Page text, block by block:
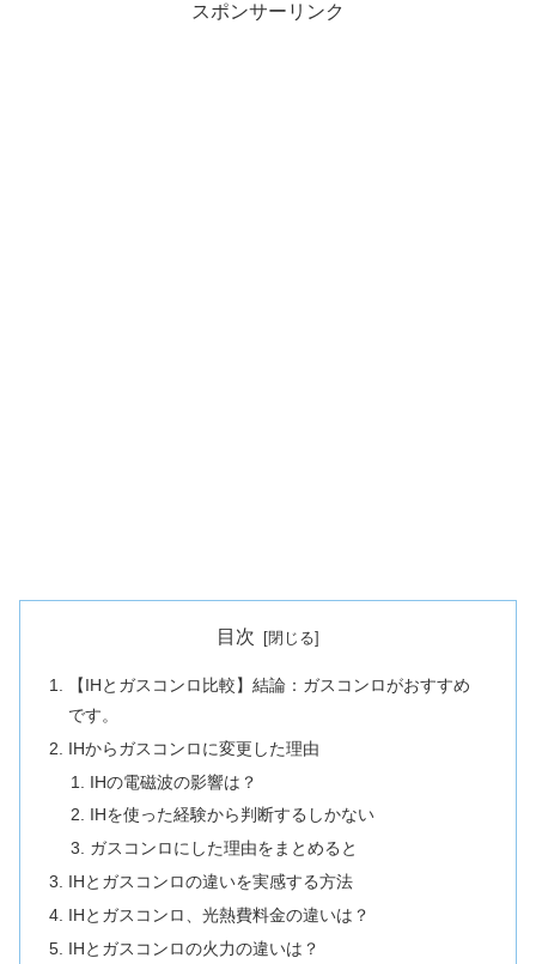
スポンサーリンク
目次
【IHとガスコンロ比較】結論：ガスコンロがおすすめ
です。
IHからガスコンロに変更した理由
IHの電磁波の影響は？
IHを使った経験から判断するしかない
ガスコンロにした理由をまとめると
IHとガスコンロの違いを実感する方法
IHとガスコンロ、光熱費料金の違いは？
IHとガスコンロの火力の違いは？